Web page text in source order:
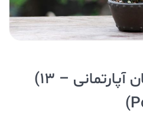
محبوب ترین گیاهان آپارتمانی – ۱۳)